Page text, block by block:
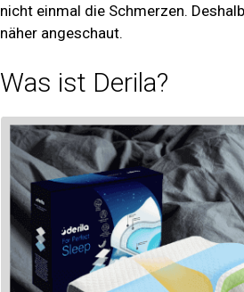
nicht einmal die Schmerzen.
näher angeschaut.
Was ist Derila?